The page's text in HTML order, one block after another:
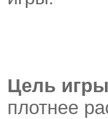
Цель
плотнее